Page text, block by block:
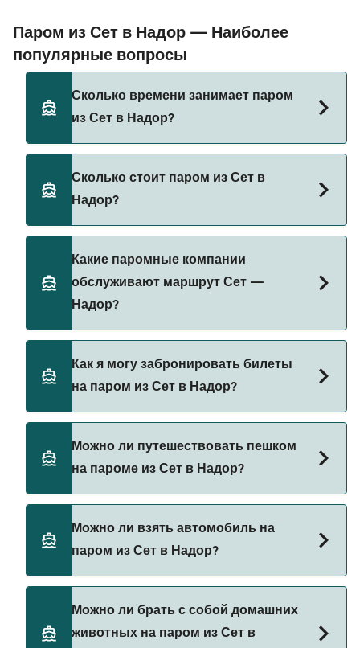
Паром из Сет в Надор — Наиболее
популярные вопросы
Сколько времени занимает паром
из Сет в Надор?
составляет примерно 45 ч 30 мин. Длительность
рейса может меняться в зависимости от сезона
и оператора, поэтому рекомендуется проверить
Сколько стоит паром из Сет в
Надор?
цена парома из Сет в Надор составляет 559₽.
Цена указана без учета сборов за
бронирование.
Какие паромные компании
обслуживают маршрут Сет —
Надор?
в Надор.
Как я могу забронировать билеты
на паром из Сет в Надор?
поиск сделок и посетите нашу страницу
предложений, чтобы увидеть последние акции
на паромы.
Можно ли путешествовать пешком
на пароме из Сет в Надор?
пароме из Сет в Надор с
Можно ли взять автомобиль на
паром из Сет в Надор?
Можно ли брать с собой домашних
животных на паром из Сет в